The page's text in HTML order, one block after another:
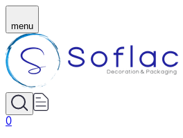
Mentions légales du site Soflac
menu
0